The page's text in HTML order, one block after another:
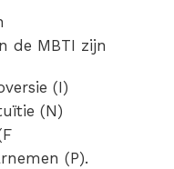
de MBTI zijn
(I)
(N)
(P).